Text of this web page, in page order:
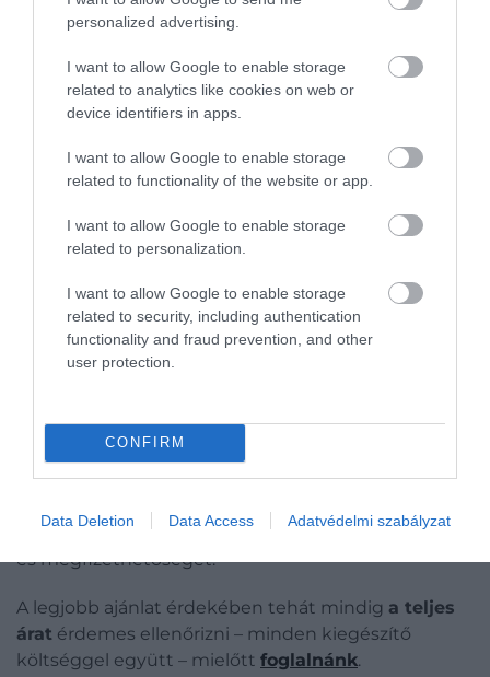
personalized advertising.
I want to allow Google to enable storage
related to analytics like cookies on web or
device identifiers in apps.
I want to allow Google to enable storage
related to functionality of the website or app.
I want to allow Google to enable storage
related to personalization.
I want to allow Google to enable storage
related to security, including authentication
functionality and fraud prevention, and other
user protection.
CONFIRM
Data Deletion Data Access Adatvédelmi szabályzat
elterjedtKiwi.com-ot is megemlíti, ahol 2023-ban
került többe, mint ha a Ryanairnél foglaltuk volna.
Hogyan kerülhetjük el, hogy túlárat
fizessünk?
Az online utazási irodákat gyakran azért preferáljuk,
kedvezőbb árakatkínálnak a
díjak – mint a poggyász vagy a helyfoglalás –
hozzáadásával a végösszeg hamarmagasabb
Érdemes a légitársaságok honlapján ellenőrizni
vásárolhatunk. AzeasyJetjáratai például elérhetők
Amadeus,
rendszereken keresztül, míg aWizz Aira
partnerséget, hogy javítsa járatainak elérhetőségét
és megfizethetőségét.
A legjobb ajánlat érdekében tehát mindig a teljes
árat érdemes ellenőrizni – minden kiegészítő
költséggel együtt – mielőtt foglalnánk.